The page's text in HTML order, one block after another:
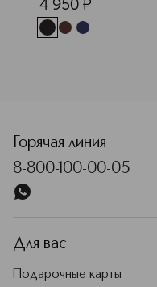
4 950 ¤
Горячая линия
8-800-100-00-05
Для вас
Подарочные карты